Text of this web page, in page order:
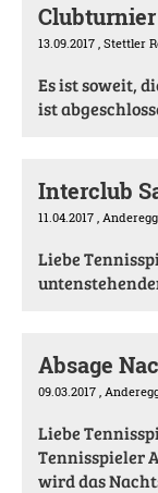
Clubturnier
13.09.2017 , Stettler
Es ist soweit,
ist
Interclub
11.04.2017 ,
Liebe
Absage
09.03.2017 ,
Liebe
Tennisspieler
wird das